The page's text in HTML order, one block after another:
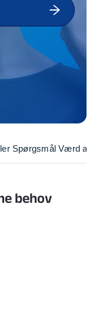
Spørgsmål Værd at
behov